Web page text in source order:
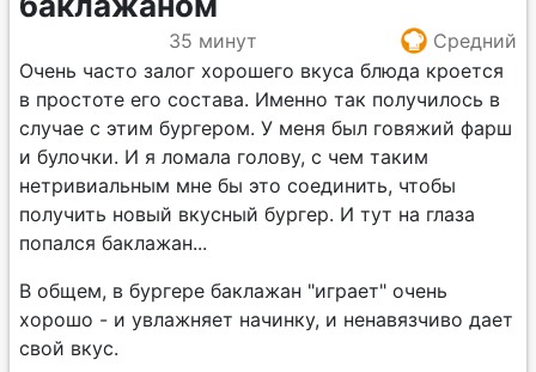
35 минут
Средний
Очень часто залог хорошего вкуса блюда кроется
в простоте его состава. Именно так получилось в
случае с этим бургером. У меня был говяжий фарш
и булочки. И я ломала голову, с чем таким
нетривиальным мне бы это соединить, чтобы
получить новый вкусный бургер. И тут на глаза
попался баклажан...
В общем, в бургере баклажан "играет" очень
хорошо - и увлажняет начинку, и ненавязчиво дает
свой вкус.